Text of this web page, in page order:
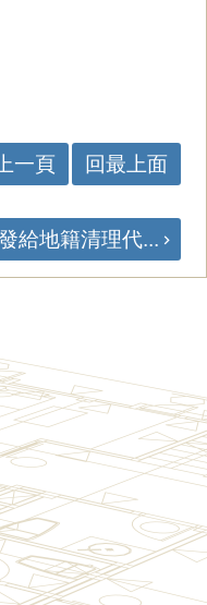
一頁 回最上面
給地籍清理代...